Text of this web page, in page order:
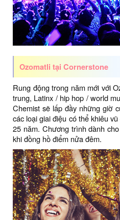
Ozomatli tại Cornerstone
Rung động trong năm mới với
trung, Latinx / hip hop / world
Chemist sẽ lấp đầy những giờ
các loại giai điệu có thể khiêu
25 năm. Chương trình dành
khi đồng hồ điểm nửa đêm.